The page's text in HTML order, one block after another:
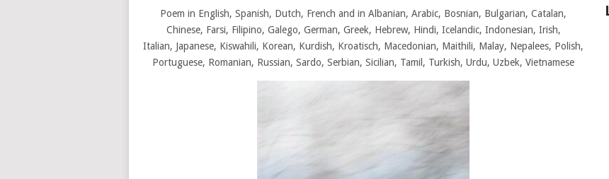
Poem in English, Spanish, Dutch, French and in Albanian, Arabic, Bosnian, Bulgarian, Catalan,
Chinese, Farsi, Filipino, Galego, German, Greek, Hebrew, Hindi, Icelandic, Indonesian, Irish,
Italian, Japanese, Kiswahili, Korean, Kurdish, Kroatisch, Macedonian, Maithili, Malay, Nepalees, Polish,
Portuguese, Romanian, Russian, Sardo, Serbian, Sicilian, Tamil, Turkish, Urdu, Uzbek, Vietnamese